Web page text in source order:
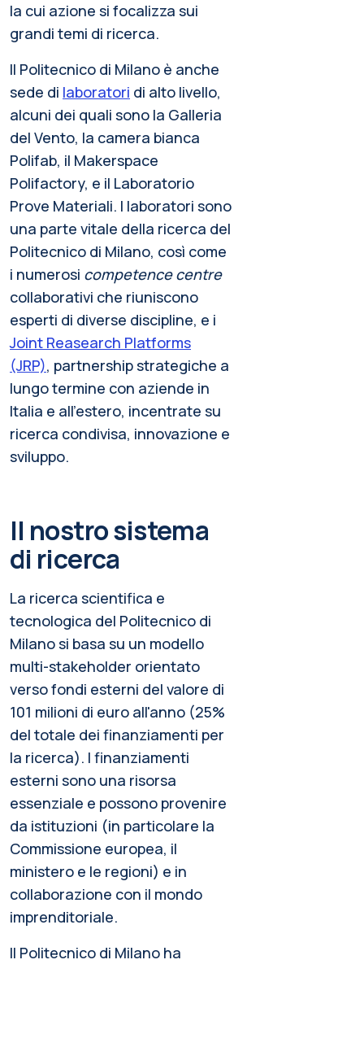
la cui azione si focalizza sui
grandi temi di ricerca.
Il Politecnico di Milano è anche
sede di laboratori di alto livello,
alcuni dei quali sono la Galleria
del Vento, la camera bianca
Polifab, il Makerspace
Polifactory, e il Laboratorio
Prove Materiali. I laboratori sono
una parte vitale della ricerca del
Politecnico di Milano, così come
i numerosi competence centre
collaborativi che riuniscono
esperti di diverse discipline, e i
Joint Reasearch Platforms
(JRP), partnership strategiche a
lungo termine con aziende in
Italia e all'estero, incentrate su
ricerca condivisa, innovazione e
sviluppo.
Il nostro sistema
di ricerca
La ricerca scientifica e
tecnologica del Politecnico di
Milano si basa su un modello
multi-stakeholder orientato
verso fondi esterni del valore di
101 milioni di euro all'anno (25%
del totale dei finanziamenti per
la ricerca). I finanziamenti
esterni sono una risorsa
essenziale e possono provenire
da istituzioni (in particolare la
Commissione europea, il
ministero e le regioni) e in
collaborazione con il mondo
imprenditoriale.
Il Politecnico di Milano ha